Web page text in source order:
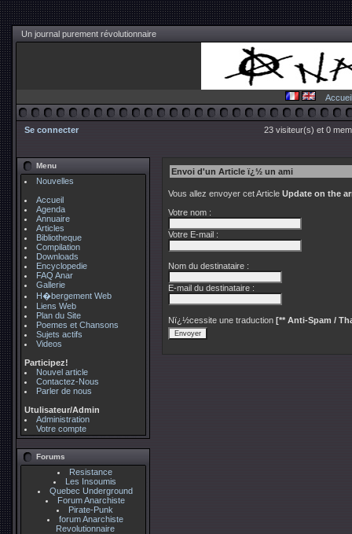
Un journal purement révolutionnaire
Accueil
Se connecter 23 visiteur(s) et 0
Menu
Nouvelles
Accueil
Agenda
Annuaire
Articles
Bibliotheque
Compilation
Downloads
Encyclopedie
FAQ Anar
Gallerie
H�bergement Web
Liens Web
Plan du Site
Poemes et Chansons
Sujets actifs
Videos
Participez!
Nouvel article
Contactez-Nous
Parler de nous
Utulisateur/Admin
Administration
Votre compte
Forums
Resistance
Les Insoumis
Quebec Underground
Forum Anarchiste
Pirate-Punk
forum Anarchiste
Revolutionnaire
Envoi d'un Article ï¿½ un ami
Vous allez envoyer cet Article Update on the
Votre nom :
Votre E-mail :
Nom du destinataire :
E-mail du destinataire :
Nï¿½cessite une traduction [** Anti-Spam /